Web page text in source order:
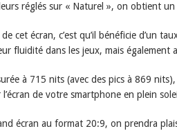
réglés sur « Naturel », on obtient
cet écran, c’est qu’il bénéficie d’un
fluidité dans les jeux, mais également
à 715 nits (avec des pics à 869
de votre smartphone en plein
écran au format 20:9, on prendra